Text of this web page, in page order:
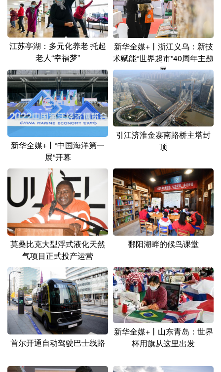
新疆 内蒙古 黑龙江
多语种频道
English Español Français عربى
Русский язык 日本語 한국어
Deutsch Português
江苏亭湖：多元化养老 托起
老人“幸福梦”
新华全媒+丨浙江义乌：新技
术赋能“世界超市”40周年主题
展
新华全媒+丨“中国海洋第一
展”开幕
引江济淮金寨南路桥主塔封
顶
莫桑比克大型浮式液化天然
气项目正式投产运营
鄱阳湖畔的候鸟课堂
首尔开通自动驾驶巴士线路
新华全媒+丨山东青岛：世界
杯用旗从这里出发